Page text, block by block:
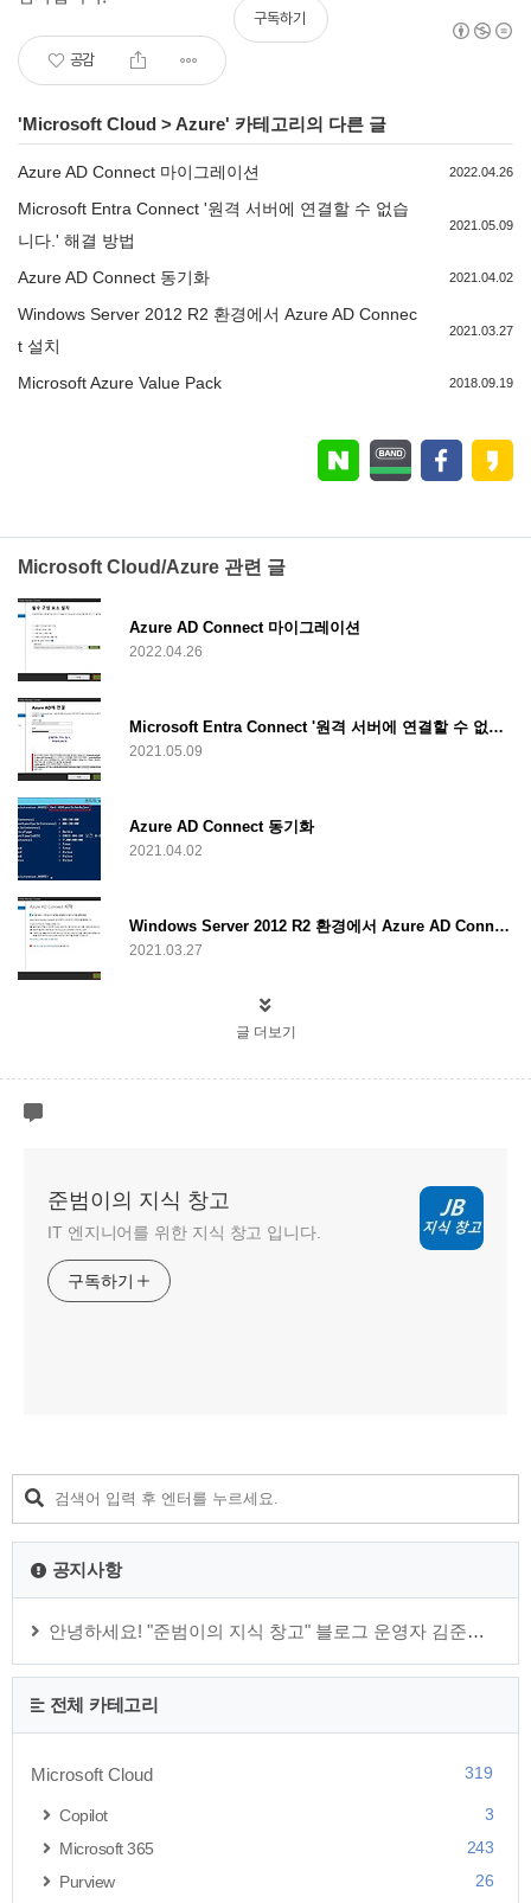
공감
구독하기
'Microsoft Cloud >Azure' 카테고리의 다른 글
Azure AD Connect 마이그레이션 2022.04.26
Microsoft Entra Connect '원격 서버에 연결할 수 없습
니다.' 해결 방법
2021.05.09
Azure AD Connect 동기화 2021.04.02
Windows Server 2012 R2 환경에서 Azure AD Connec
t 설치
2021.03.27
Microsoft Azure Value Pack 2018.09.19
Microsoft Cloud/Azure 관련 글
Azure AD Connect 마이그레이션
2022.04.26
Microsoft Entra Connect '원격 서버에 연결할 수 없습니다.' 해결 방법
2021.05.09
Azure AD Connect 동기화
2021.04.02
Windows Server 2012 R2 환경에서 Azure AD Connect 설치
2021.03.27
글 더보기
준범이의 지식 창고
IT 엔지니어를 위한 지식 창고 입니다.
구독하기
공지사항
안녕하세요! "준범이의 지식 창고" 블로그 운영자 김준범 입니다.
전체 카테고리
Microsoft Cloud 319
Copilot
3
Microsoft 365
243
Purview
26